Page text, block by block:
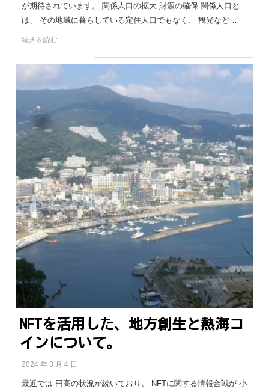
が期待されています。 関係人口の拡大 財源の確保 関係人口と
は、 その地域に暮らしている定住人口でもなく、 観光など…
続きを読む
NFTを活用した、地方創生と熱海コ
インについて。
2024 年 3 月 4 日
最近では 円高の状況が続いており、 NFTに関する情報合戦が 小